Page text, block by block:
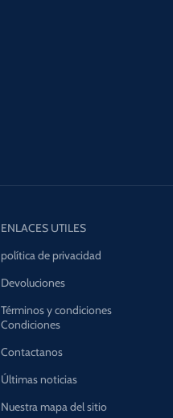
ENLACES UTILES
política de privacidad
Devoluciones
Términos y condiciones
Condiciones
Contactanos
Últimas noticias
Nuestra mapa del sitio